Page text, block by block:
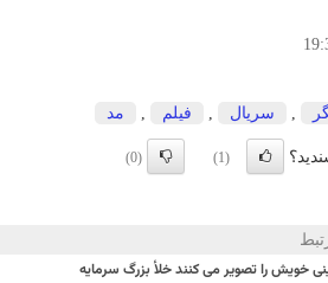
, سریال , فیلم , مد
(1)
(0)
خویش را تصویر می کنند خلأ بزرگ سرمایه